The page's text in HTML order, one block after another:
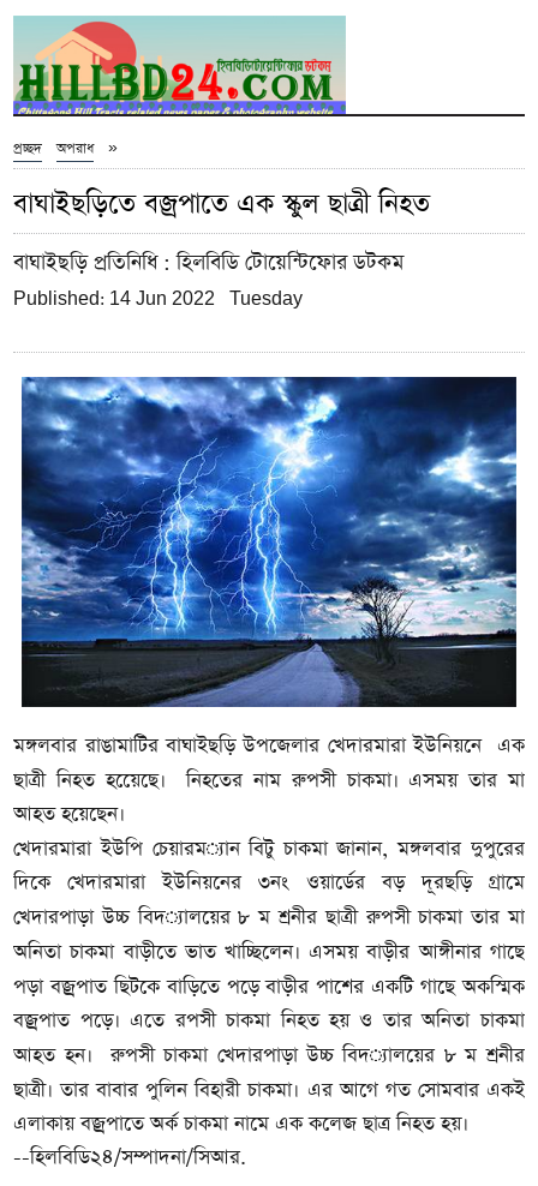
প্রচ্ছদ »
অপরাধ
বাঘাইছড়িতে বজ্রপাতে এক স্কুল ছাত্রী নিহত
বাঘাইছড়ি প্রতিনিধি: হিলবিডি টোয়েন্টিফোর ডটকম
Published: 14 Jun 2022 Tuesday
মঙ্গলবার রাঙামাটির বাঘাইছড়ি উপজেলার খেদারমারা ইউনিয়নে এক
ছাত্রী নিহত হয়েেছে। নিহতের নাম রুপসী চাকমা। এসময় তার মা
আহত হয়েছেন।
খেদারমারা ইউপি চেয়ারম্যান বিটু চাকমা জানান, মঙ্গলবার দুপুরের
দিকে খেদারমারা ইউনিয়নের ৩নং ওয়ার্ডের বড় দূরছড়ি গ্রামে
খেদারপাড়া উচ্চ বিদ্যালয়ের ৮ ম শ্রনীর ছাত্রী রুপসী চাকমা তার মা
অনিতা চাকমা বাড়ীতে ভাত খাচ্ছিলেন। এসময় বাড়ীর আঙ্গীনার গাছে
পড়া বজ্রপাত ছিটকে বাড়িতে পড়েবাড়ীর পাশের একটি গাছে অকস্মিক
বজ্রপাত পড়ে। এতে রপসী চাকমা নিহত হয় ও তার অনিতা চাকমা
আহত হন। রুপসী চাকমা খেদারপাড়া উচ্চ বিদ্যালয়ের ৮ ম শ্রনীর
ছাত্রী। তার বাবার পুলিন বিহারী চাকমা। এর আগে গত সোমবার একই
এলাকায় বজ্রপাতে অর্ক চাকমা নামে এক কলেজ ছাত্র নিহত হয়।
--হিলবিডি২৪/সম্পাদনা/সিআর.